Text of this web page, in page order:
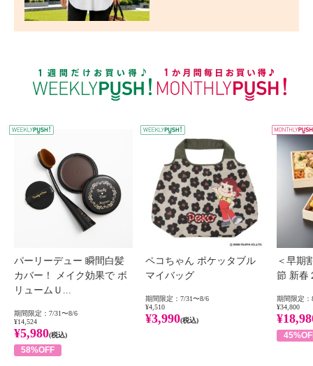
WEEKLY PUSH
パーリーデュー 瞬間白髪
カバー！ メイク効果で ボ
リュームＵ...
期間限定：7/31〜8/6
¥14,524
¥5,980(税込)
58%OFF
ペコちゃん ポケッタブル
マイバッグ
期間限定：7/31〜8/6
¥4,510
¥3,990(税込)
＜早期
節 新春
期間限定：
¥34,800